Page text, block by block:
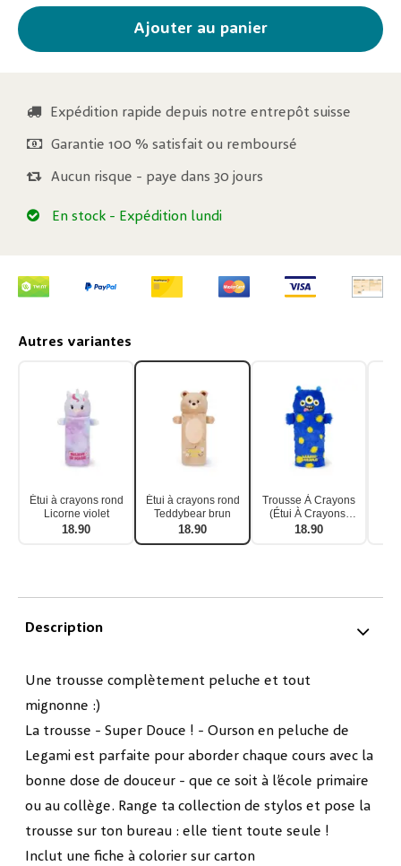
Ajouter au panier
Expédition rapide depuis notre entrepôt suisse
Garantie 100 % satisfait ou remboursé
Aucun risque - paye dans 30 jours
En stock - Expédition lundi
Autres variantes
Étui à crayons rond
Licorne violet
18.90
Étui à crayons rond
Teddybear brun
18.90
Trousse À Crayons
(Étui À Crayons)
Ronde Monster
18.90
Description
Une trousse complètement peluche et tout
mignonne :)
La trousse - Super Douce ! - Ourson en peluche de
Legami est parfaite pour aborder chaque cours avec la
bonne dose de douceur - que ce soit à l’école primaire
ou au collège. Range ta collection de stylos et pose la
trousse sur ton bureau : elle tient toute seule !
Inclut une fiche à colorier sur carton